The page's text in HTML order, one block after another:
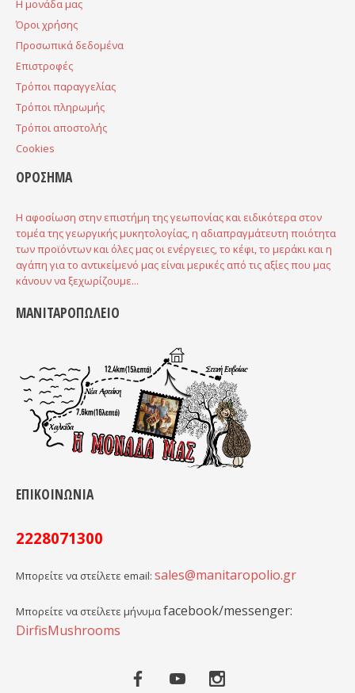
H μονάδα μας
Όροι χρήσης
Προσωπικά δεδομένα
Επιστροφές
Τρόποι παραγγελίας
Τρόποι πληρωμής
Τρόποι αποστολής
Cookies
ΟΡΟΣΗΜΑ
Η αφοσίωση στην επιστήμη της γεωπονίας και ειδικότερα στον
τομέα της γεωργικής μυκητολογίας, η αδιαπραγμάτευτη ποιότητα
των προϊόντων και όλες μας οι ενέργειες, το κέφι, το μεράκι και η
αγάπη για το αντικείμενό μας είναι μερικές από τις αξίες που μας
κάνουν να ξεχωρίζουμε...
ΜΑΝΙΤΑΡΟΠΩΛΕΙΟ
ΕΠΙΚΟΙΝΩΝΙΑ
2228071300
Μπορείτε να στείλετε email: sales@manitaropolio.gr
Μπορείτε να στείλετε μήνυμαfacebook/messenger:
DirfisMushrooms